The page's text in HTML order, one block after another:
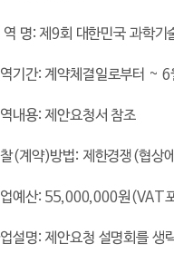
역 명: 제9회 대한민국 과학기
기간: 계약체결일로부터 ~ 6
내용: 제안요청서 참조
(계약)방법: 제한경쟁(협상
예산: 55,000,000원(VAT
설명: 제안요청 설명회를 생